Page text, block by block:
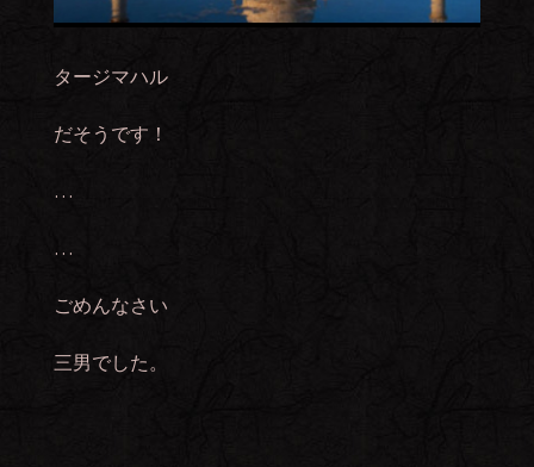
タージマハル
だそうです！
…
…
ごめんなさい
三男でした。